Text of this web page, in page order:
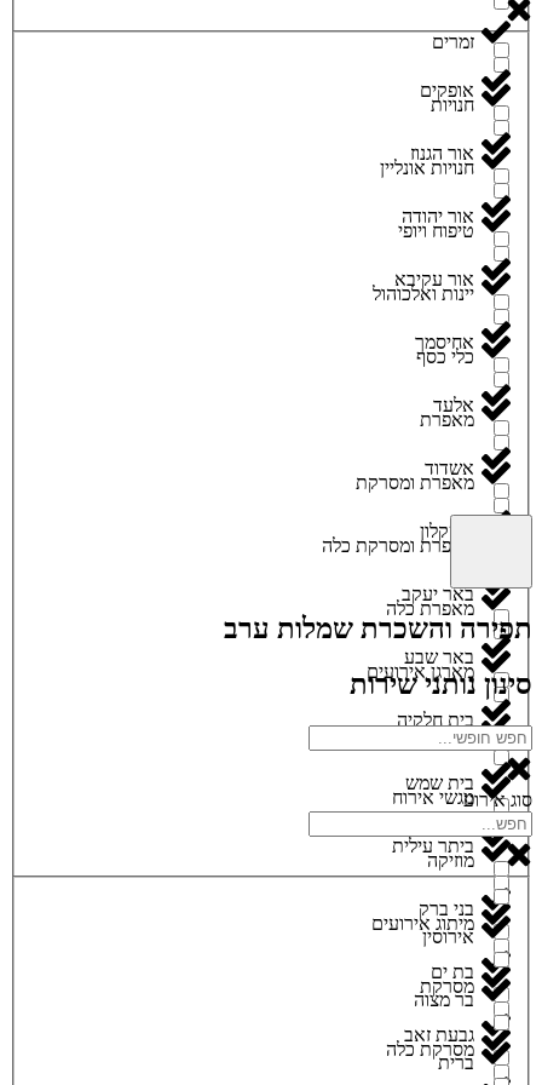
זמרים
חנויות
חנויות אונליין
טיפוח ויופי
יינות ואלכוהול
כלי כסף
מאפרת
מאפרת ומסרקת
מאפרת ומסרקת כלה
מאפרת כלה
מארגן אירועים
מגנטים
מגשי אירוח
מוזיקה
מיתוג אירועים
מסרקת
מסרקת כלה
אופקים
אור הגנוז
אור יהודה
אור עקיבא
אחיסמך
אלעד
אשדוד
אשקלון
באר יעקב
באר שבע
בית חלקיה
בית שמש
ביתר עילית
בני ברק
בת ים
גבעת זאב
תפירה והשכרת שמלות ערב
סינון נותני שירות
סוג אירוע
אירוסין
בר מצוה
ברית